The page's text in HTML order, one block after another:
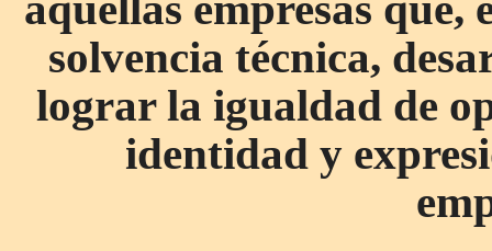
solvencia técnica,
lograr la igualdad de
identidad y